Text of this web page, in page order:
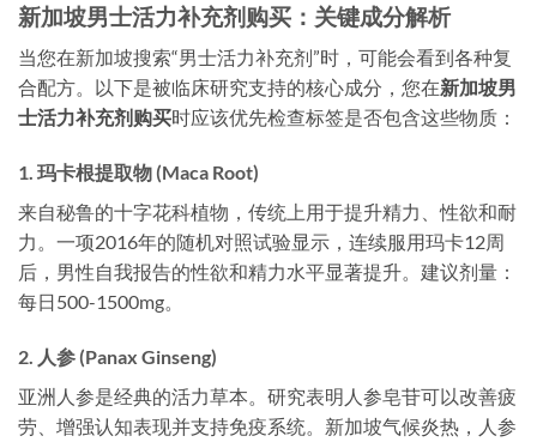
新加坡男士活力补充剂购买：关键成分解析
当您在新加坡搜索“男士活力补充剂”时，可能会看到各种复
合配方。以下是被临床研究支持的核心成分，您在新加坡男
士活力补充剂购买时应该优先检查标签是否包含这些物质：
1. 玛卡根提取物 (Maca Root)
来自秘鲁的十字花科植物，传统上用于提升精力、性欲和耐
力。一项2016年的随机对照试验显示，连续服用玛卡12周
后，男性自我报告的性欲和精力水平显著提升。建议剂量：
每日500-1500mg。
2. 人参 (Panax Ginseng)
亚洲人参是经典的活力草本。研究表明人参皂苷可以改善疲
劳、增强认知表现并支持免疫系统。新加坡气候炎热，人参